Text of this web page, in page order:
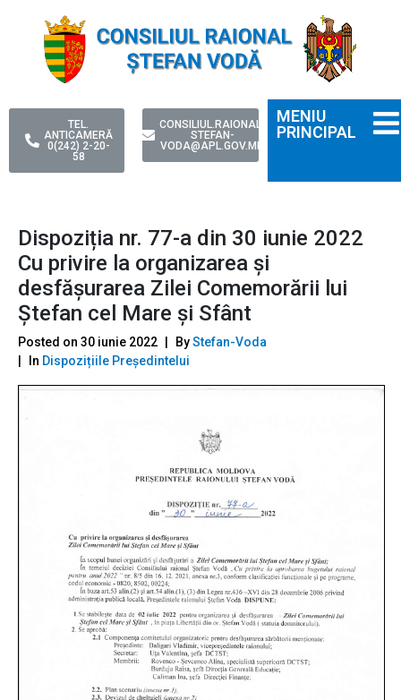
TEL.
ANTICAMERĂ
0(242) 2-20-
58
CONSILIUL.RAIONAL-
STEFAN-
VODA@APL.GOV.MD
MENIU
PRINCIPAL
Dispoziția nr. 77-a din 30 iunie 2022
Сu privire la organizarea şi
desfășurarea Zilei Comemorării lui
Ștefan cel Mare și Sfânt
Posted on 30 iunie 2022 ByStefan-Voda
In Dispozițiile Președintelui